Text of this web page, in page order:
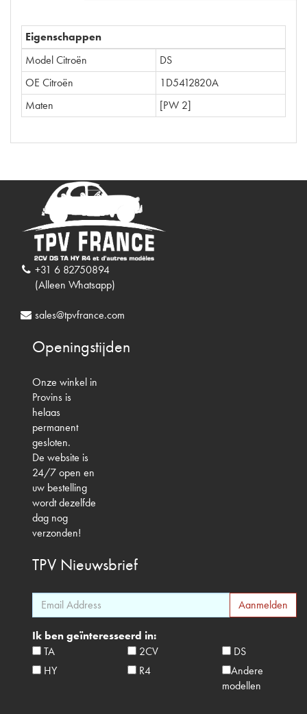
Eigenschappen
Model Citroën
DS
OE Citroën
1D5412820A
Maten
[PW 2]
+31 6 82750894
(Alleen Whatsapp)
sales@tpvfrance.com
Openingstijden
Onze winkel in
Provins is
helaas
permanent
gesloten.
De website is
24/7 open en
uw bestelling
wordt dezelfde
dag nog
verzonden!
TPV Nieuwsbrief
Ik ben geïnteresseerd in:
TA
2CV
DS
HY
R4
Andere
modellen